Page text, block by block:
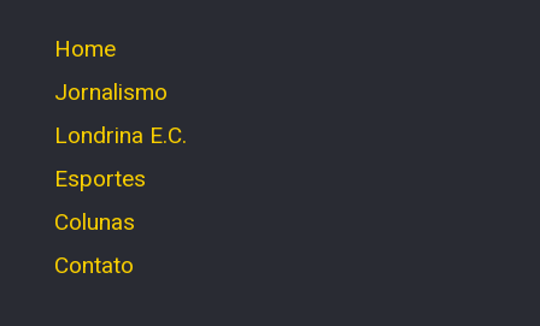
Home
Jornalismo
Londrina E.C.
Esportes
Colunas
Contato